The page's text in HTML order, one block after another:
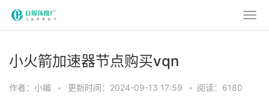
小火箭加速器节点购买vqn
作者：小编 • 更新时间：2024-09-13 17:59 • 阅读：6180